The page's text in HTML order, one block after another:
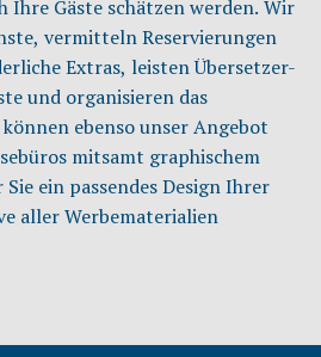
Ihre Gäste schätzen werden. Wir
vermitteln Reservierungen
Extras, leisten Übersetzer-
und organisieren das
ebenso unser Angebot
mitsamt graphischem
ein passendes Design Ihrer
aller Werbematerialien